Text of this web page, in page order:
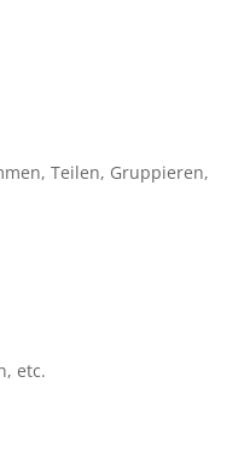
Teilen, Gruppieren,
etc.